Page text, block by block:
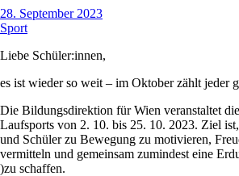
28. September 2023
Sport
Liebe Schüler:innen,
es ist wieder so weit – im Oktober zählt jeder
Die Bildungsdirektion für Wien veranstaltet
Laufsports von 2. 10. bis 25. 10. 2023. Ziel
und Schüler zu Bewegung zu motivieren,
vermitteln und gemeinsam zumindest eine
)zu schaffen.